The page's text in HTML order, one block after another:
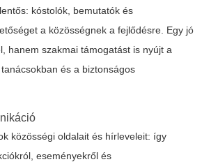
kóstolók, bemutatók és
a közösségnek a fejlődésre. Egy jó
hanem szakmai támogatást is nyújt a
és a biztonságos
közösségi oldalait és hírleveleit: így
eseményekről és